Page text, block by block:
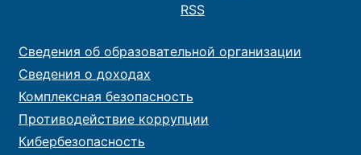
RSS
Сведения об образовательной организации
Сведения о доходах
Комплексная безопасность
Противодействие коррупции
Кибербезопасность